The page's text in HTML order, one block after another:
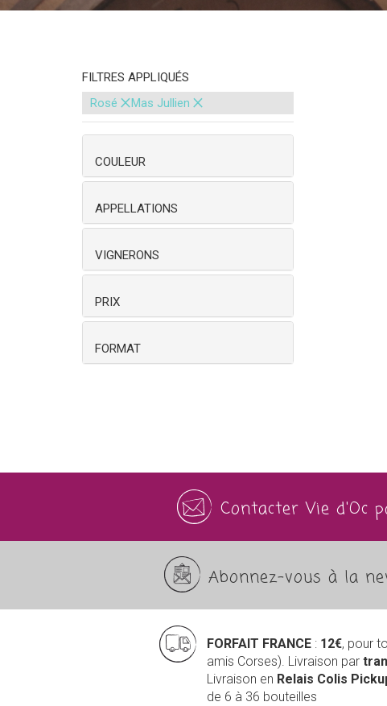
FILTRES APPLIQUÉS
Rosé ×Mas Jullien ×
COULEUR
APPELLATIONS
VIGNERONS
PRIX
FORMAT
Contacter Vie d'Oc
Abonnez-vous à la
FORFAIT FRANCE : 12€, pour
amis Corses). Livraison par
Livraison en Relais Colis
de 6 à 36 bouteilles